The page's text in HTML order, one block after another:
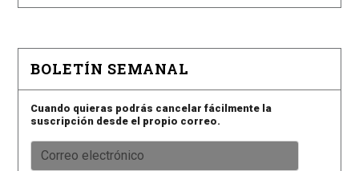
BOLETÍN SEMANAL
Cuando quieras podrás cancelar fácilmente la
suscripción desde el propio correo.